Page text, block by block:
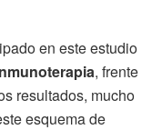
en este estudio
, frente
resultados, mucho
esquema de